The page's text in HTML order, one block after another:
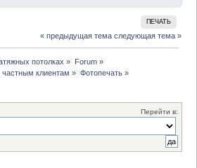
ПЕЧАТЬ
« предыдущая тема следующая тема »
потолках » Forum»
частным клиентам » Фотопечать»
Перейти в: